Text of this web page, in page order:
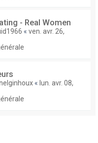
- Real Women
« ven. avr. 26,
« lun. avr. 08,